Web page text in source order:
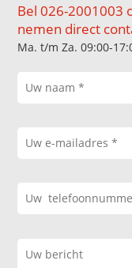
Bel 026-2001003
nemen direct
Ma. t/m Za. 09:00-